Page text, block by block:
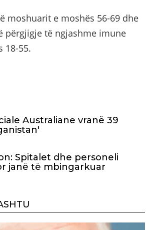
moshuarit e moshës 56-69 dhe
përgjigje të ngjashme imune
18-55.
Australiane vranë 39
Spitalet dhe personeli
janë të mbingarkuar